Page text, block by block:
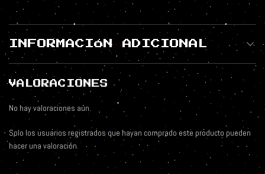
INFORMACIÓN ADICIONAL
VALORACIONES
No hay valoraciones aún.
Solo los usuarios registrados que hayan comprado este producto pueden
hacer una valoración.